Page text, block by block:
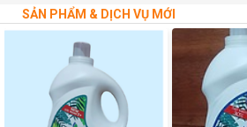
SẢN PHẨM & DỊCH VỤ MỚI